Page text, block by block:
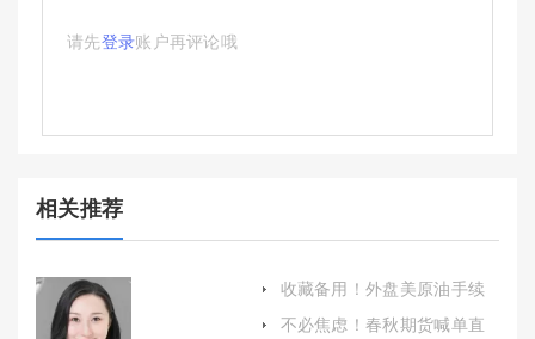
请先登录账户再评论哦
相关推荐
收藏备用！外盘美原油手续
费结构)
不必焦虑！春秋期货喊单直